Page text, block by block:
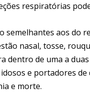
respiratórias
semelhantes aos do
nasal, tosse,
dentro de uma a
e portadores
e morte.